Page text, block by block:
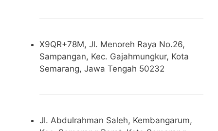
X9QR+78M, Jl. Menoreh Raya No.26,
Sampangan, Kec. Gajahmungkur, Kota
Semarang, Jawa Tengah 50232
Jl. Abdulrahman Saleh, Kembangarum,